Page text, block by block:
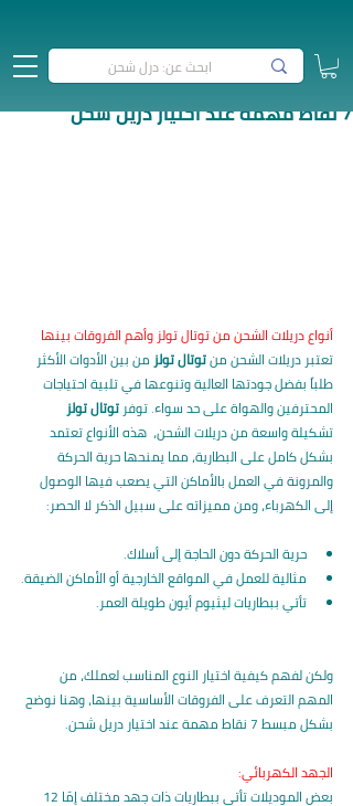
7 نقاط مهمة عند اختيار دريل شحن
أنواع دريلات الشحن من توتال تولز وأهم الفروقات بينها
تعتبر دريلات الشحن من توتال تولز من بين الأدوات الأكثر
طلباً بفضل جودتها العالية وتنوعها في تلبية احتياجات
المحترفين والهواة على حد سواء. توفر توتال تولز
تشكيلة واسعة من دريلات الشحن،  هذه الأنواع تعتمد
بشكل كامل على البطارية، مما يمنحها حرية الحركة
والمرونة في العمل بالأماكن التي يصعب فيها الوصول
إلى الكهرباء، ومن مميزاته على سبيل الذكر لا الحصر:
حرية الحركة دون الحاجة إلى أسلاك.
مثالية للعمل في المواقع الخارجية أو الأماكن الضيقة.
تأتي ببطاريات ليثيوم أيون طويلة العمر.
ولكن لفهم كيفية اختيار النوع المناسب لعملك، من
المهم التعرف على الفروقات الأساسية بينها، وهنا نوضح
بشكل مبسط 7 نقاط مهمة عند اختيار دريل شحن.
الجهد الكهربائي: